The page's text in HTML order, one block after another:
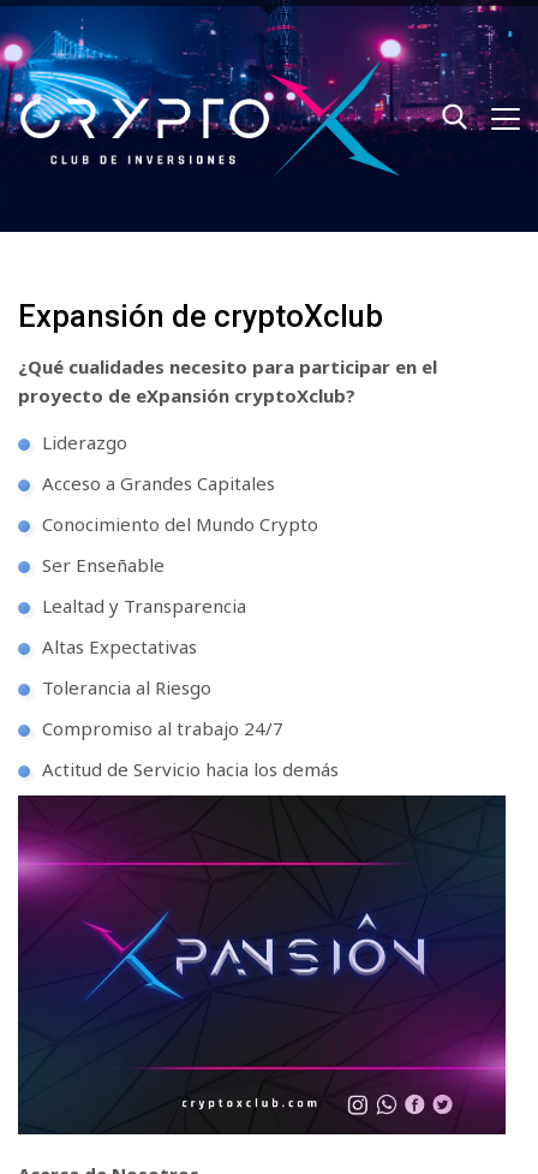
Expansión de cryptoXclub
¿Qué cualidades necesito para participar en el
proyecto de eXpansión cryptoXclub?
Liderazgo
Acceso a Grandes Capitales
Conocimiento del Mundo Crypto
Ser Enseñable
Lealtad y Transparencia
Altas Expectativas
Tolerancia al Riesgo
Compromiso al trabajo 24/7
Actitud de Servicio hacia los demás